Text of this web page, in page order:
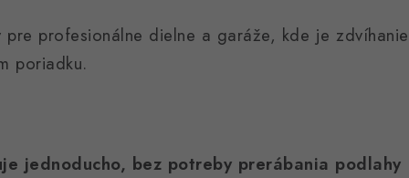
profesionálne dielne a garáže, kde je
poriadku.
jednoducho, bez potreby prerábania podlahy